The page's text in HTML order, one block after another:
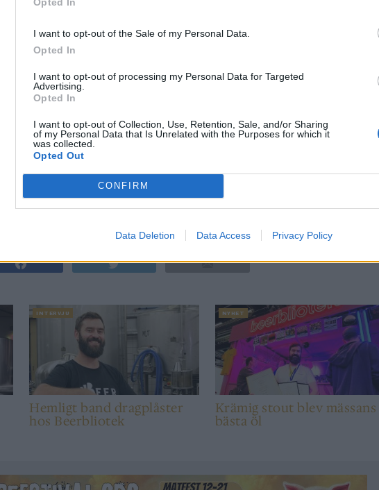
I want to opt-out of the Sale of my Personal Data.
Opted In
I want to opt-out of processing my Personal Data for Targeted
Advertising.
Opted In
I want to opt-out of Collection, Use, Retention, Sale, and/or Sharing
of my Personal Data that Is Unrelated with the Purposes for which it
was collected.
Opted Out
CONFIRM
Data Deletion Data Access Privacy Policy
är det alltså slut på det och Beerbliotek kommer då att återgå till att bara ha
befängt!”
INTERVJU
Hemligt band dragplåster
hos Beerbliotek
NYHET
Krämig stout blev mässans
bästa öl